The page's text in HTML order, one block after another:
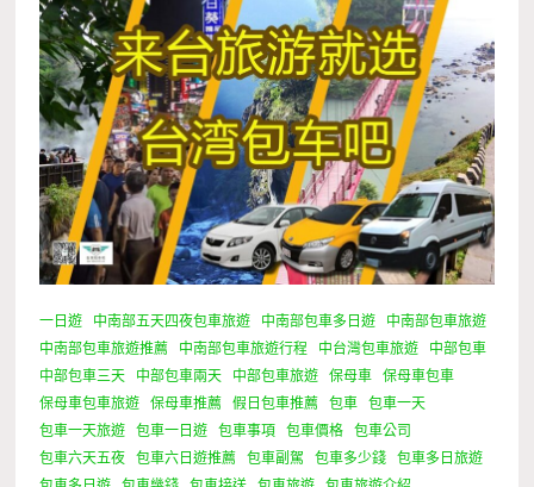
一日遊 中南部五天四夜包車旅遊 中南部包車多日遊
中南部包車旅遊
中南部包車旅遊推薦
中南部包車旅遊行程 中台灣包車旅遊
中部包車
中部包車三天
中部包車兩天 中部包車旅遊 保母車
保母車包車
保母車包車旅遊
保母車推薦 假日包車推薦 包車
包車一天
包車一天旅遊
包車一日遊 包車事項 包車價格
包車公司
包車六天五夜
包車六日遊推薦 包車副駕 包車多少錢
包車多日旅遊